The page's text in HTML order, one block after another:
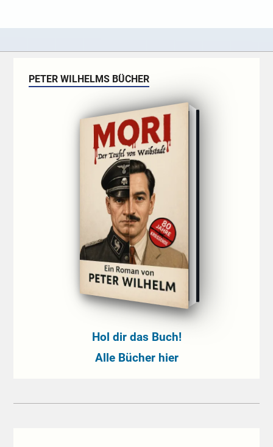
PETER WILHELMS BÜCHER
Hol dir das Buch!
Alle Bücher hier